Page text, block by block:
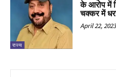
राज्य
के आरोप में
चक्कर में
April 22, 2023